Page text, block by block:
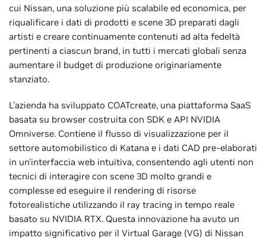
cui Nissan, una soluzione più scalabile ed economica, per
riqualificare i dati di prodotti e scene 3D preparati dagli
artisti e creare continuamente contenuti ad alta fedeltà
pertinenti a ciascun brand, in tutti i mercati globali senza
aumentare il budget di produzione originariamente
stanziato.
L'azienda ha sviluppato COATcreate, una piattaforma SaaS
basata su browser costruita con SDK e API NVIDIA
Omniverse. Contiene il flusso di visualizzazione per il
settore automobilistico di Katana e i dati CAD pre-elaborati
in un'interfaccia web intuitiva, consentendo agli utenti non
tecnici di interagire con scene 3D molto grandi e
complesse ed eseguire il rendering di risorse
fotorealistiche utilizzando il ray tracing in tempo reale
basato su NVIDIA RTX. Questa innovazione ha avuto un
impatto significativo per il Virtual Garage (VG) di Nissan